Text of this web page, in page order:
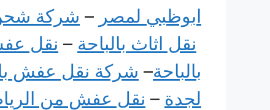
ابوظبي لمصر – شركة
نقل اثاث بالباحة – نقل
بالباحة– شركة نقل عفش
لجدة – نقل عفش من